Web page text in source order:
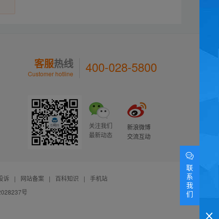
客服热线
Customer hotline 400-028-5800
关注我们
最新动态
新浪微博
交流互动
诉 | 网站备案 | 百科知识 |
手机站
号
联
系
我
们